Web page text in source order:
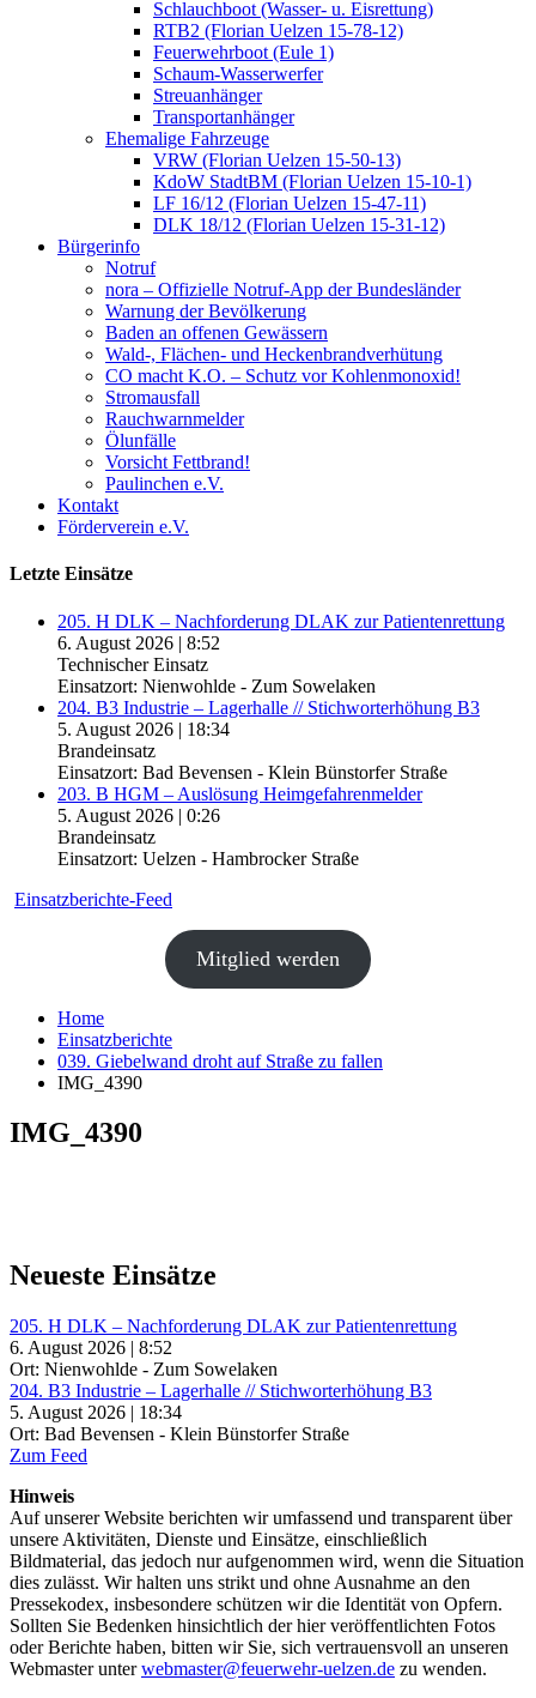
Schlauchboot (Wasser- u. Eisrettung)
RTB2 (Florian Uelzen 15-78-12)
Feuerwehrboot (Eule 1)
Schaum-Wasserwerfer
Streuanhänger
Transportanhänger
Ehemalige Fahrzeuge
VRW (Florian Uelzen 15-50-13)
KdoW StadtBM (Florian Uelzen 15-10-1)
LF 16/12 (Florian Uelzen 15-47-11)
DLK 18/12 (Florian Uelzen 15-31-12)
Bürgerinfo
Notruf
nora – Offizielle Notruf-App der Bundesländer
Warnung der Bevölkerung
Baden an offenen Gewässern
Wald-, Flächen- und Heckenbrandverhütung
CO macht K.O. – Schutz vor Kohlenmonoxid!
Stromausfall
Rauchwarnmelder
Ölunfälle
Vorsicht Fettbrand!
Paulinchen e.V.
Kontakt
Förderverein e.V.
Letzte Einsätze
205. H DLK – Nachforderung DLAK zur Patientenrettung
6. August 2026 | 8:52
Technischer Einsatz
Einsatzort: Nienwohlde - Zum Sowelaken
204. B3 Industrie – Lagerhalle // Stichworterhöhung B3
5. August 2026 | 18:34
Brandeinsatz
Einsatzort: Bad Bevensen - Klein Bünstorfer Straße
203. B HGM – Auslösung Heimgefahrenmelder
5. August 2026 | 0:26
Brandeinsatz
Einsatzort: Uelzen - Hambrocker Straße
Einsatzberichte-Feed
Mitglied werden
Home
Einsatzberichte
039. Giebelwand droht auf Straße zu fallen
IMG_4390
IMG_4390
Neueste Einsätze
205. H DLK – Nachforderung DLAK zur Patientenrettung
6. August 2026 | 8:52
Ort: Nienwohlde - Zum Sowelaken
204. B3 Industrie – Lagerhalle // Stichworterhöhung B3
5. August 2026 | 18:34
Ort: Bad Bevensen - Klein Bünstorfer Straße
Zum Feed
Hinweis
Auf unserer Website berichten wir umfassend und transparent über
unsere Aktivitäten, Dienste und Einsätze, einschließlich
Bildmaterial, das jedoch nur aufgenommen wird, wenn die Situation
dies zulässt. Wir halten uns strikt und ohne Ausnahme an den
Pressekodex, insbesondere schützen wir die Identität von Opfern.
Sollten Sie Bedenken hinsichtlich der hier veröffentlichten Fotos
oder Berichte haben, bitten wir Sie, sich vertrauensvoll an unseren
Webmaster unterwebmaster@feuerwehr-uelzen.de zu wenden.